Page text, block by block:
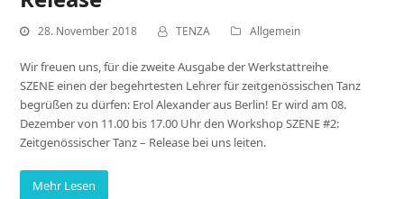
28. November 2018 TENZA Allgemein
Wir freuen uns, für die zweite Ausgabe der Werkstattreihe
SZENE einen der begehrtesten Lehrer für zeitgenössischen Tanz
begrüßen zu dürfen: Erol Alexander aus Berlin! Er wird am 08.
Dezember von 11.00 bis 17.00 Uhr den Workshop SZENE #2:
Zeitgenössischer Tanz – Release bei uns leiten.
Mehr Lesen